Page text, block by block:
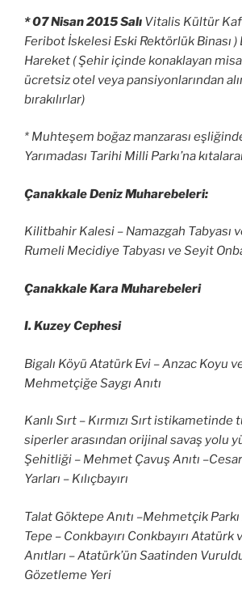
* 07 Nisan 2015 Salı Vitalis Kültür
Feribot İskelesi Eski Rektörlük Binası )
Hareket ( Şehir içinde konaklayan
ücretsiz otel veya pansiyonlarından
bırakılırlar)
* Muhteşem boğaz manzarası
Yarımadası Tarihi Milli Parkı’na
Çanakkale Deniz Muharebeleri:
Kilitbahir Kalesi – Namazgah Tabyası
Rumeli Mecidiye Tabyası ve Seyit
Çanakkale Kara Muharebeleri
I. Kuzey Cephesi
Bigalı Köyü Atatürk Evi – Anzac Koyu
Mehmetçiğe Saygı Anıtı
Kanlı Sırt – Kırmızı Sırt
siperler arasından orijinal savaş yolu
Şehitliği – Mehmet Çavuş Anıtı
Yarları – Kılıçbayırı
Talat Göktepe Anıtı –Mehmetçik Parkı
Tepe – Conkbayırı Conkbayırı Atatürk
Anıtları – Atatürk’ün Saatinden
Gözetleme Yeri